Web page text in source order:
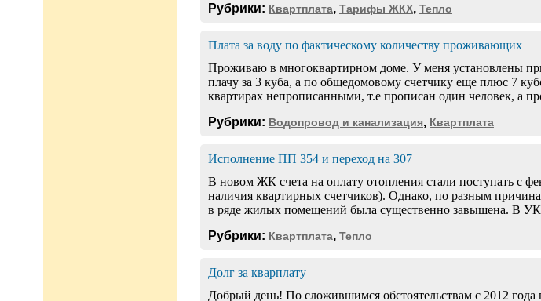
Рубрики: Квартплата, Тарифы ЖКХ, Тепло
Плата за воду по фактическому количеству проживающих
Проживаю в многоквартирном доме. У меня установлены
плачу за 3 куба, а по общедомовому счетчику еще плюс 7
квартирах непрописанными, т.е прописан один человек, а
Рубрики: Водопровод и канализация, Квартплата
Исполнение ПП 354 и переход на 307
В новом ЖК счета на оплату отопления стали поступать с
наличия квартирных счетчиков). Однако, по разным
в ряде жилых помещений была существенно завышена. В УК
Рубрики: Квартплата, Тепло
Долг за кварплату
Добрый день! По сложившимся обстоятельствам с 2012 года